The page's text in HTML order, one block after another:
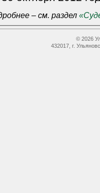
– см. раздел
© 2026
432017, г.